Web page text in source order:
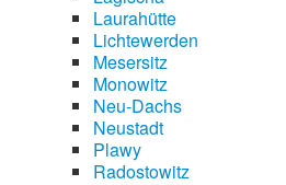
Laurahütte
Lichtewerden
Mesersitz
Monowitz
Neu-Dachs
Neustadt
Plawy
Radostowitz